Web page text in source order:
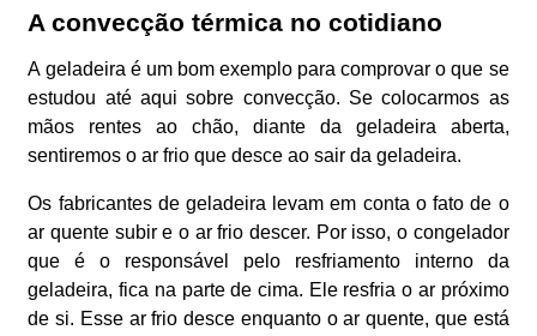
A convecção térmica no cotidiano
A geladeira é um bom exemplo para comprovar o que se
estudou até aqui sobre convecção. Se colocarmos as
mãos rentes ao chão, diante da geladeira aberta,
sentiremos o ar frio que desce ao sair da geladeira.
Os fabricantes de geladeira levam em conta o fato de o
ar quente subir e o ar frio descer. Por isso, o congelador
que é o responsável pelo resfriamento interno da
geladeira, fica na parte de cima. Ele resfria o ar próximo
de si. Esse ar frio desce enquanto o ar quente, que está